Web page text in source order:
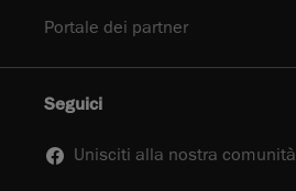
Portale dei partner
Seguici
Unisciti alla nostra comunità